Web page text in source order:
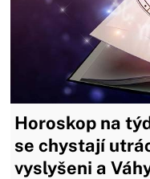
Horoskop na
se chystají
vyslyšeni a